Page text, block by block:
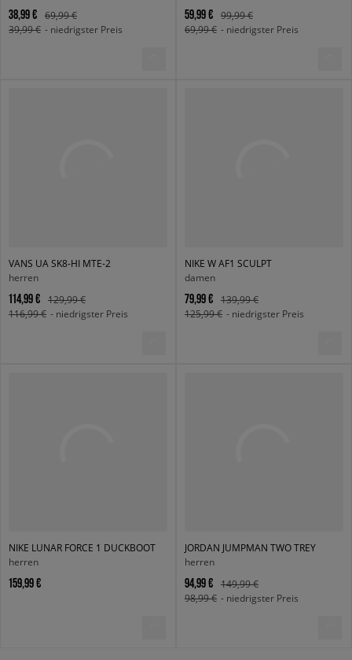
38,99 €
69,99 €
39,99 € - niedrigster Preis
59,99 €
99,99 €
69,99 € - niedrigster Preis
VANS UA SK8-HI MTE-2
herren
114,99 €
129,99 €
116,99 € - niedrigster Preis
NIKE W AF1 SCULPT
damen
79,99 €
139,99 €
125,99 € - niedrigster Preis
NIKE LUNAR FORCE 1 DUCKBOOT
herren
159,99 €
JORDAN JUMPMAN TWO TREY
herren
94,99 €
149,99 €
98,99 € - niedrigster Preis